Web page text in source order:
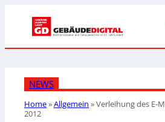
NEWS
Home»Allgemein »Verleihung des E-
2012